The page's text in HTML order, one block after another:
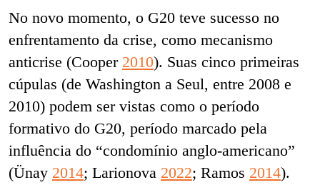
No novo momento, o G20 teve sucesso no
enfrentamento da crise, como mecanismo
anticrise (Cooper 2010). Suas cinco primeiras
cúpulas (de Washington a Seul, entre 2008 e
2010) podem ser vistas como o período
formativo do G20, período marcado pela
influência do “condomínio anglo-americano”
(Ünay 2014; Larionova 2022; Ramos 2014).